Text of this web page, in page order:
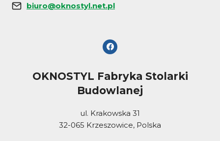
biuro@oknostyl.net.pl
OKNOSTYL Fabryka Stolarki
Budowlanej
ul. Krakowska 31
32-065 Krzeszowice, Polska